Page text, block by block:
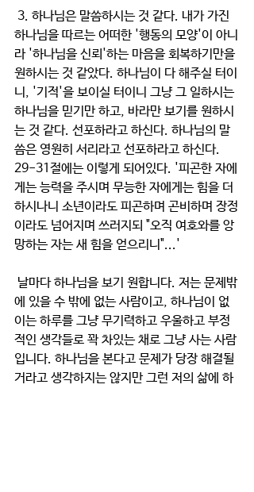
하나님을 따르는 어떠한 '행동의 모양'이 아니
라 '하나님을 신뢰'하는 마음을 회복하기만을
원하시는 것 같았다. 하나님이 다 해주실 터이
니, '기적'을 보이실 터이니 그냥 그 일하시는
하나님을 믿기만 하고, 바라만 보기를 원하시
는 것 같다. 선포하라고 하신다. 하나님의 말
씀은 영원히 서리라고 선포하라고 하신다.
29-31절에는 이렇게 되어있다. '피곤한 자에
게는 능력을 주시며 무능한 자에게는 힘을 더
하시나니 소년이라도 피곤하며 곤비하며 장정
이라도 넘어지며 쓰러지되 "오직 여호와를 앙
망하는 자는 새 힘을 얻으리니"...'
에 있을 수 밖에 없는 사람이고, 하나님이 없
이는 하루를 그냥 무기력하고 우울하고 부정
적인 생각들로 꽉 차있는 채로 그냥 사는 사람
입니다. 하나님을 본다고 문제가 당장 해결될
거라고 생각하지는 않지만 그런 저의 삶에 하